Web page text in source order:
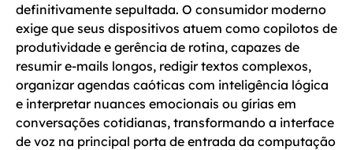
definitivamente sepultada. O consumidor moderno
exige que seus dispositivos atuem como copilotos de
produtividade e gerência de rotina, capazes de
resumir e-mails longos, redigir textos complexos,
organizar agendas caóticas com inteligência lógica
e interpretar nuances emocionais ou gírias em
conversações cotidianas, transformando a interface
de voz na principal porta de entrada da computação